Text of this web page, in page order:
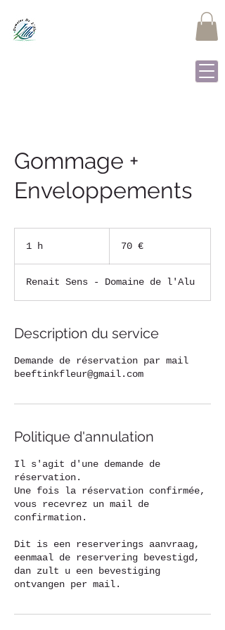
Gommage +
Enveloppements
1 h 70 €
Renait Sens - Domaine de l'Alu
Description du service
Demande de réservation par mail
beeftinkfleur@gmail.com
Politique d'annulation
Il s'agit d'une demande de
réservation.
Une fois la réservation confirmée,
vous recevrez un mail de
confirmation.
Dit is een reserverings aanvraag,
eenmaal de reservering bevestigd,
dan zult u een bevestiging
ontvangen per mail.